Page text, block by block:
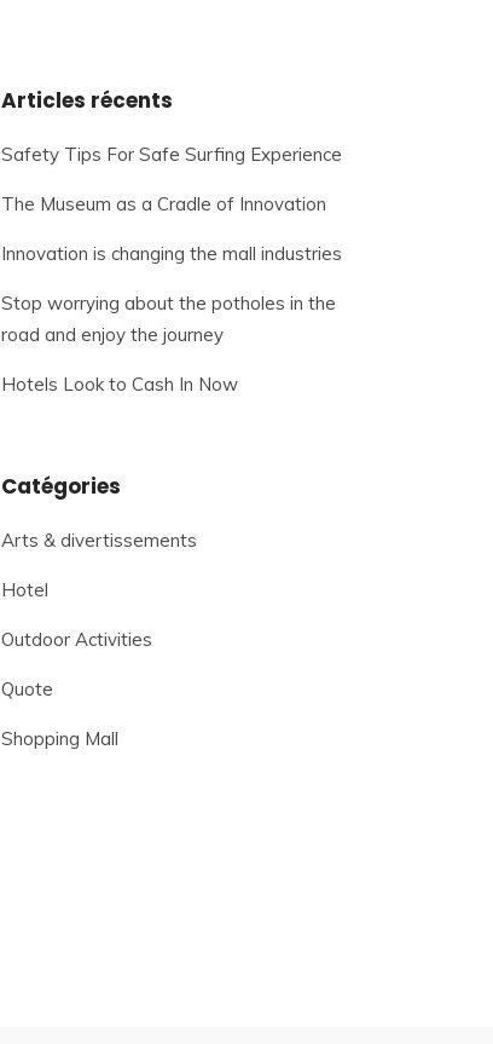
Articles récents
Safety Tips For Safe Surfing Experience
The Museum as a Cradle of Innovation
Innovation is changing the mall industries
Stop worrying about the potholes in the
road and enjoy the journey
Hotels Look to Cash In Now
Catégories
Arts & divertissements
Hotel
Outdoor Activities
Quote
Shopping Mall